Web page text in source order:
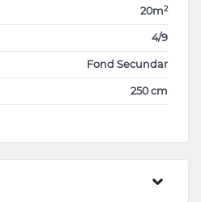
20m2
4/9
Fond Secundar
250 cm